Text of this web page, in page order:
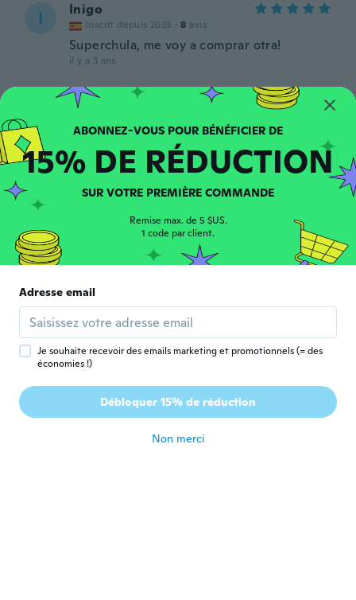
I Inigo
Inscrit depuis 2023 · 8 avis
Superchula, me voy a comprar otra!
il y a 3 ans
Bob
il y a 3 ans
Inscrit depuis 2023 · 4 avis · 1 chargements
Talla M muy pequeña y la tela es como de
N Nayan
Inscrit depuis 2018 · 134 avis · 50 chargements
Good fit
15% DE RÉDUCTION
SUR VOTRE PREMIÈRE COMMANDE
Remise max. de 5 $US.
1 code par client.
Adresse email
Je souhaite recevoir des emails marketing et promotionnels (= des
économies !)
Débloquer 15% de réduction
Non merci